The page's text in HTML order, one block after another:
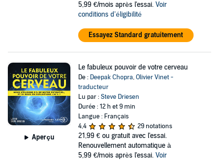
5,99 €/mois après l'essai. Voir
conditions d'éligibilité
Essayez Standard gratuitement
Aperçu
Le fabuleux pouvoir de votre cerveau
De : Deepak Chopra,Olivier Vinet -
traducteur
Lu par :Steve Driesen
Durée : 12 h et 9 min
Langue : Français
4,4
29 notations
21,99 € ou gratuit avec l'essai.
Renouvellement automatique à
5,99 €/mois après l'essai. Voir